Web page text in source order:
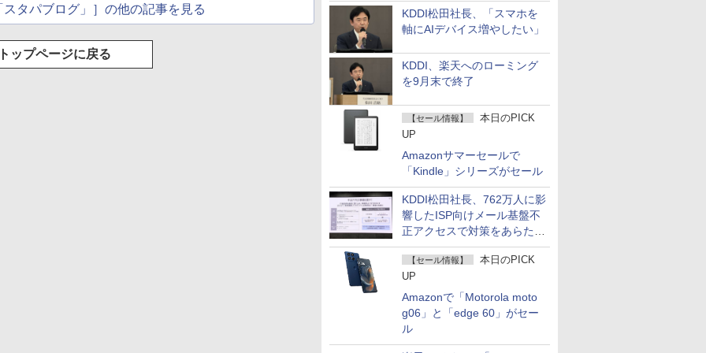
KDDI松田社長、「スマホを
軸にAIデバイス増やしたい」
KDDI、楽天へのローミング
を9月末で終了
【セール情報】
本日のPICK
UP
Amazonサマーセールで
「Kindle」シリーズがセール
KDDI松田社長、762万人に影
響したISP向けメール基盤不
正アクセスで対策をあらため
て説明
【セール情報】
本日のPICK
UP
Amazonで「Motorola moto
g06」と「edge 60」がセー
ル
スタパブログ」］の他の記事を見る
トップページに戻る